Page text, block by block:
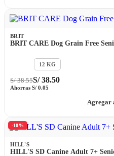
BRIT
BRIT CARE Dog Grain Free
12 KG
S/38.55S/38.50
Ahorras S/ 0.05
Agregar
-10%
HILL'S
HILL'S SD Canine Adult 7+